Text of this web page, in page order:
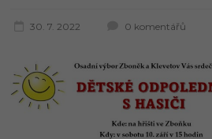
30. 7. 2022 0 komentářů